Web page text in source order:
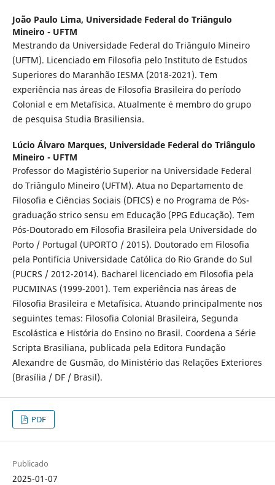
João Paulo Lima, Universidade Federal do Triângulo
Mineiro - UFTM
Mestrando da Universidade Federal do Triângulo Mineiro
(UFTM). Licenciado em Filosofia pelo Instituto de Estudos
Superiores do Maranhão IESMA (2018-2021). Tem
experiência nas áreas de Filosofia Brasileira do período
Colonial e em Metafísica. Atualmente é membro do grupo
de pesquisa Studia Brasiliensia.
Lúcio Álvaro Marques, Universidade Federal do Triângulo
Mineiro - UFTM
Professor do Magistério Superior na Universidade Federal
do Triângulo Mineiro (UFTM). Atua no Departamento de
Filosofia e Ciências Sociais (DFICS) e no Programa de Pós-
graduação strico sensu em Educação (PPG Educação). Tem
Pós-Doutorado em Filosofia Brasileira pela Universidade do
Porto / Portugal (UPORTO / 2015). Doutorado em Filosofia
pela Pontifícia Universidade Católica do Rio Grande do Sul
(PUCRS / 2012-2014). Bacharel licenciado em Filosofia pela
PUCMINAS (1999-2001). Tem experiência nas áreas de
Filosofia Brasileira e Metafísica. Atuando principalmente nos
seguintes temas: Filosofia Colonial Brasileira, Segunda
Escolástica e História do Ensino no Brasil. Coordena a Série
Scripta Brasiliana, publicada pela Editora Fundação
Alexandre de Gusmão, do Ministério das Relações Exteriores
(Brasília / DF / Brasil).
PDF
Publicado
2025-01-07